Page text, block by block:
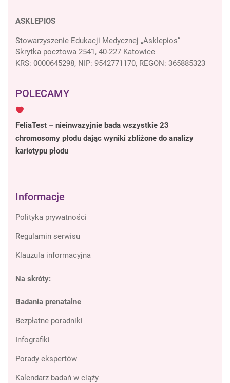
ASKLEPIOS
Stowarzyszenie Edukacji Medycznej „Asklepios”
Skrytka pocztowa 2541, 40-227 Katowice
KRS: 0000645298, NIP: 9542771170, REGON: 365885323
POLECAMY
FeliaTest – nieinwazyjnie bada wszystkie 23
chromosomy płodu dając wyniki zbliżone do analizy
kariotypu płodu
Informacje
Polityka prywatności
Regulamin serwisu
Klauzula informacyjna
Na skróty:
Badania prenatalne
Bezpłatne poradniki
Infografiki
Porady ekspertów
Kalendarz badań w ciąży